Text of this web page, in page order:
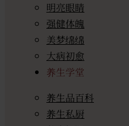
明亮眼睛
强健体魄
美梦绵绵
大病初愈
养生学堂
养生品百科
养生私厨